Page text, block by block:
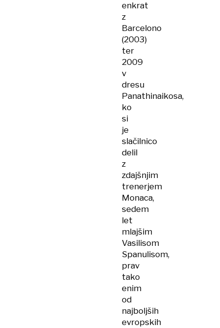
enkrat
z
Barcelono
(2003)
ter
2009
v
dresu
Panathinaikosa,
ko
si
je
slačilnico
delil
z
zdajšnjim
trenerjem
Monaca,
sedem
let
mlajšim
Vasilisom
Spanulisom,
prav
tako
enim
od
najboljših
evropskih